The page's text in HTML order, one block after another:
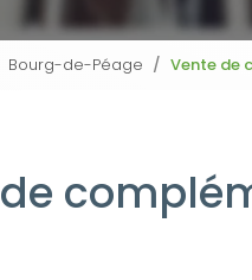
Bourg-de-Péage Vente de